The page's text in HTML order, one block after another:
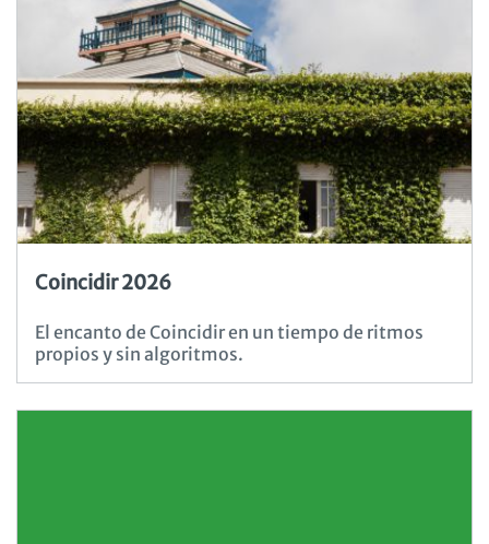
Coincidir 2026
El encanto de Coincidir en un tiempo de ritmos
propios y sin algoritmos.